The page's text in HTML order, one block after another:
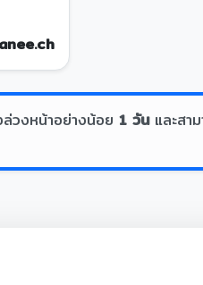
วงหน้าอย่างน้อย 1 วันและสา